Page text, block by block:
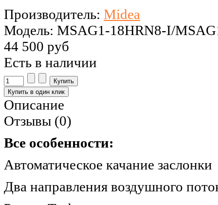
Производитель: Midea
Модель: MSAG1-18HRN8-I/
44 500 руб
Есть в наличии
Описание
Отзывы (0)
Все особенности:
Автоматическое качание заслонки
Два направления воздушного